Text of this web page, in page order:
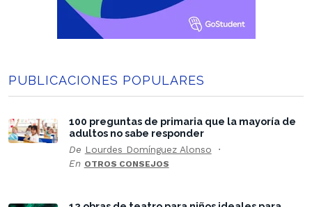
PUBLICACIONES POPULARES
100 preguntas de primaria que la mayoría de
adultos no sabe responder
De Lourdes Domínguez Alonso
En OTROS CONSEJOS